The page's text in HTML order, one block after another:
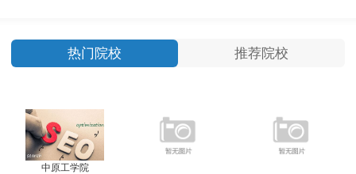
热门院校 推荐院校
中原工学院